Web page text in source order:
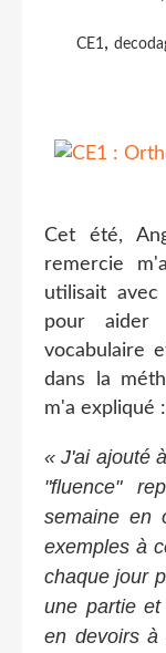
CE1 ,
Cet été,
remercie
utilisait
pour aider
vocabulaire
dans la
m'a expliqué :
« J'ai ajouté
"fluence"
semaine en
exemples à
chaque jour
une partie
en devoirs